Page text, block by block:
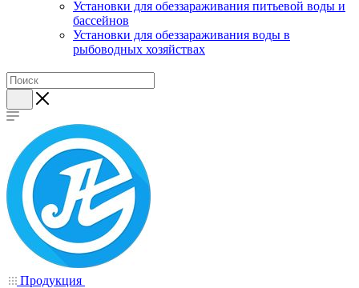
Установки для обеззараживания питьевой воды и
бассейнов
Установки для обеззараживания воды в
рыбоводных хозяйствах
Продукция